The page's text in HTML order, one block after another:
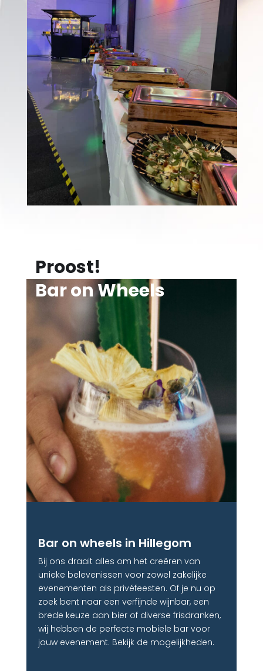
Proost!
Bar on Wheels
Bar on wheels in Hillegom
Bij ons draait alles om het creëren van
unieke belevenissen voor zowel zakelijke
evenementen als privéfeesten. Of je nu op
zoek bent naar een verfijnde wijnbar, een
brede keuze aan bier of diverse frisdranken,
wij hebben de perfecte mobiele bar voor
jouw evenement. Bekijk de mogelijkheden.